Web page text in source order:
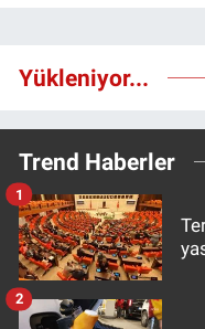
Yükleniyor...
Trend Haberler
1
2